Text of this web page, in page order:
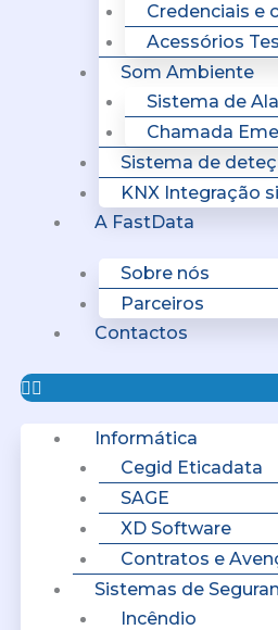
Credenciais e
Acessórios
Som Ambiente
Sistema de
Chamada
Sistema de
KNX Integração
A FastData
Sobre nós
Parceiros
Contactos
Informática
Cegid Eticadata
SAGE
XD Software
Contratos e
Sistemas de
Incêndio